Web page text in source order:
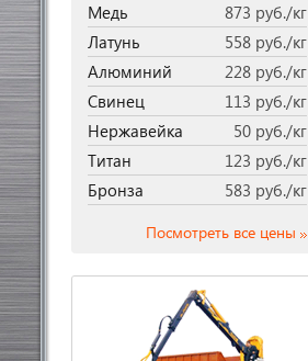
Медь
873 руб./кг
Латунь
558 руб./кг
Алюминий
228 руб./кг
Свинец
113 руб./кг
Нержавейка
50 руб./кг
Титан
123 руб./кг
Бронза
583 руб./кг
Посмотреть все цены